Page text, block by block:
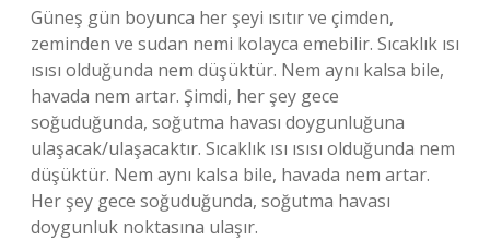
Güneş gün boyunca her şeyi ısıtır ve çimden,
zeminden ve sudan nemi kolayca emebilir. Sıcaklık ısı
ısısı olduğunda nem düşüktür. Nem aynı kalsa bile,
havada nem artar. Şimdi, her şey gece
soğuduğunda, soğutma havası doygunluğuna
ulaşacak/ulaşacaktır. Sıcaklık ısı ısısı olduğunda nem
düşüktür. Nem aynı kalsa bile, havada nem artar.
Her şey gece soğuduğunda, soğutma havası
doygunluk noktasına ulaşır.